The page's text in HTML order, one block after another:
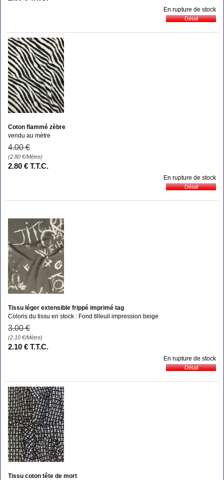
En rupture de stock
Coton flammé zèbre
vendu au mètre
4.00 €
(2.80 €/Mètre)
2.80 € T.T.C.
En rupture de stock
Tissu léger extensible frippé imprimé tag
Coloris du tissu en stock : Fond tilleuil impression beige
3.00 €
(2.10 €/Mètre)
2.10 € T.T.C.
En rupture de stock
Tissu coton tête de mort